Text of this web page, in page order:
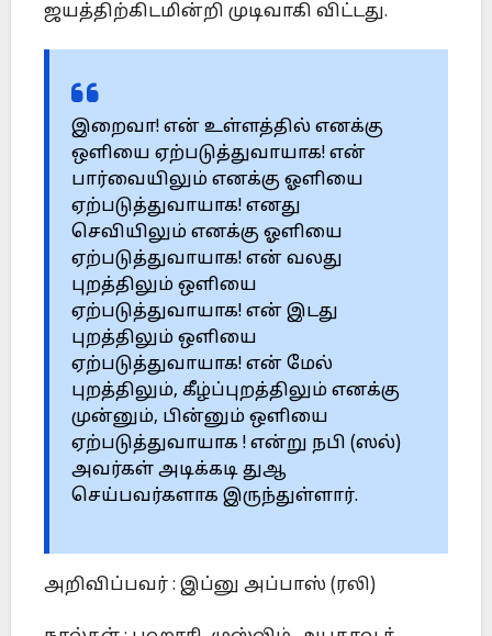
ஜயத்திற்கிடமின்றி முடிவாகி விட்டது.
இறைவா! என் உள்ளத்தில் எனக்கு
ஒளியை ஏற்படுத்துவாயாக! என்
பார்வையிலும் எனக்கு ஓளியை
ஏற்படுத்துவாயாக! எனது
செவியிலும் எனக்கு ஓளியை
ஏற்படுத்துவாயாக! என் வலது
புறத்திலும் ஒளியை
ஏற்படுத்துவாயாக! என் இடது
புறத்திலும் ஒளியை
ஏற்படுத்துவாயாக! என் மேல்
புறத்திலும், கீழ்ப்புறத்திலும் எனக்கு
முன்னும், பின்னும் ஒளியை
ஏற்படுத்துவாயாக ! என்று நபி (ஸல்)
அவர்கள் அடிக்கடி துஆ
செய்பவர்களாக இருந்துள்ளார்.
அறிவிப்பவர் : இப்னு அப்பாஸ் (ரலி)